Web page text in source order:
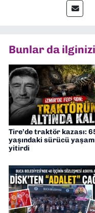
Bunlar da
Tire’de traktör kazası:
yaşındaki sürücü
yitirdi